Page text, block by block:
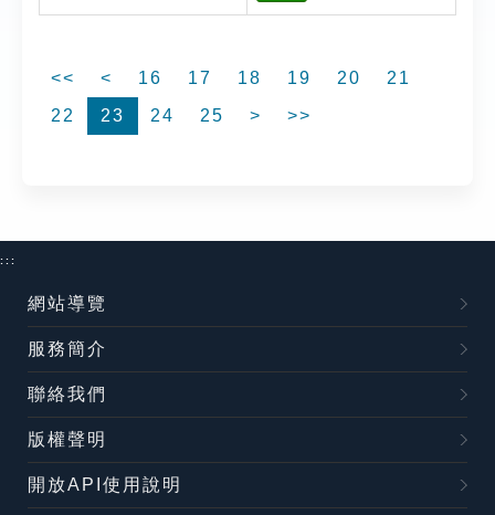
<< < 16 17 18 19 20
21
22
23 24 25 > >>
:::
網站導覽
服務簡介
聯絡我們
版權聲明
開放API使用說明